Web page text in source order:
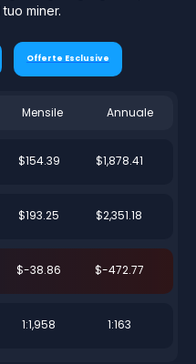
miner.
Offerte Esclusive
Mensile Annuale
$154.39 $1,878.41
$193.25 $2,351.18
$-38.86 $-472.77
1:1,958 1:163